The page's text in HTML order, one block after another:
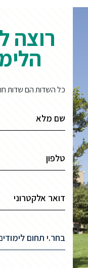
רוצה
כל השדות הם שדות
בחר.י תחום